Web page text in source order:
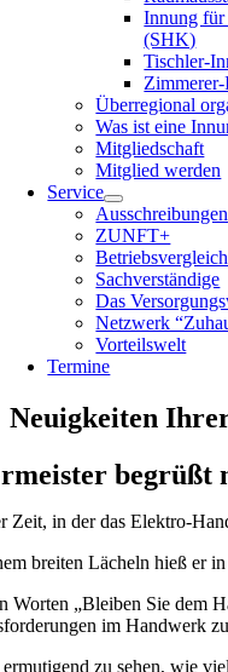
Innung
(SHK)
Tischler-
Überregional
Was ist eine
Mitgliedschaft
Mitglied werden
Service
Ausschreibungen
ZUNFT+
Sachverständige
Das
Netzwerk
Vorteilswelt
Termine
Neuigkeiten
begrüßt
Zeit, in der das Elektro-
breiten Lächeln hieß er
Worten „Bleiben Sie dem
im Handwerk
ermutigend zu sehen, wie